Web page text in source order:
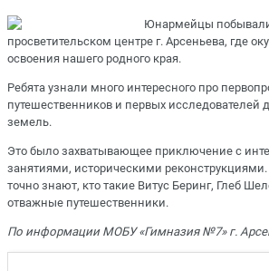
Юнармейцы
просветительском центре г. Арсеньева, где
освоения нашего родного края.
Ребята узнали много интересного про
путешественников и первых исследователей
земель.
Это было захватывающее приключение с
занятиями, историческими
точно знают, кто такие Витус Беринг, Глеб
отважные путешественники.
По информации МОБУ «Гимназия №7» г.